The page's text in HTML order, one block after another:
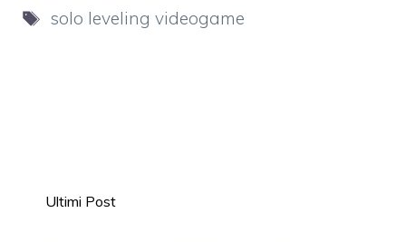
Tag
solo leveling videogame
Ultimi Post